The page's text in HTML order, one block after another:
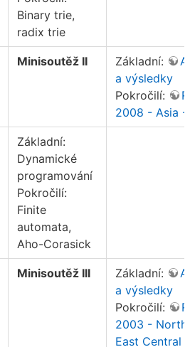
Binary trie,
radix trie
Minisoutěž II Základní:
a výsledky
Pokročilí:
2008 - Asia -
Základní:
Dynamické
programování
Pokročilí:
Finite
automata,
Aho-Corasick
Minisoutěž III Základní:
a výsledky
Pokročilí:
2003 - North
East Central